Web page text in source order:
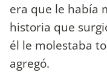
era que le había
historia que
él le molestaba
agregó.